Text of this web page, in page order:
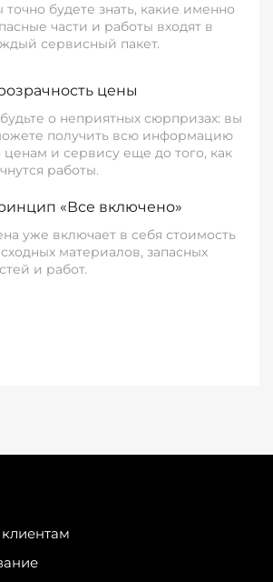
точно будете знать, какие именно
части и работы входят в
сервисный пакет.
цены
о неприятных сюрпризах: вы
получить всю информацию
ценам и сервису еще до того, как
работы.
«Все включено»
уже включает в себя стоимость
материалов, запасных
и работ.